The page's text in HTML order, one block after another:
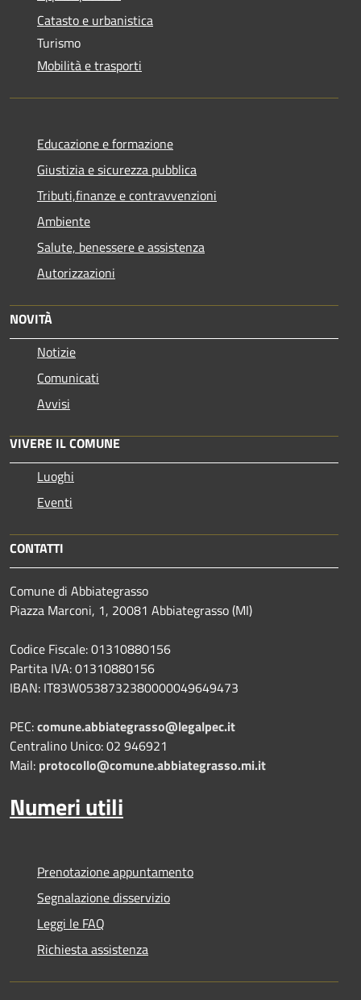
Catasto e urbanistica
Turismo
Mobilità e trasporti
Educazione e formazione
Giustizia e sicurezza pubblica
Tributi,finanze e contravvenzioni
Ambiente
Salute, benessere e assistenza
Autorizzazioni
NOVITÀ
Notizie
Comunicati
Avvisi
VIVERE IL COMUNE
Luoghi
Eventi
CONTATTI
Comune di Abbiategrasso
Piazza Marconi, 1, 20081 Abbiategrasso (MI)
Codice Fiscale: 01310880156
Partita IVA: 01310880156
IBAN: IT83W0538732380000049649473
PEC:comune.abbiategrasso@legalpec.it
Centralino Unico: 02 946921
Mail: protocollo@comune.abbiategrasso.mi.it
Numeri utili
Prenotazione appuntamento
Segnalazione disservizio
Leggi le FAQ
Richiesta assistenza